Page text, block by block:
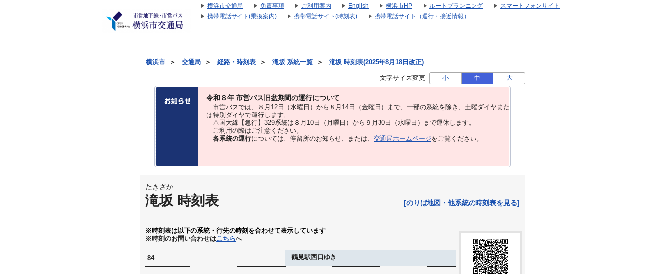
横浜市交通局 免責事項 ご利用案内 English 横浜市HP ルートプランニング
スマートフォンサイト
携帯電話サイト(乗換案内)
携帯電話サイト(時刻表) 携帯電話サイト（運行・接近情報）
横浜市 ＞ 交通局 ＞ 経路・時刻表 ＞ 滝坂 系統一覧 ＞ 滝坂 時刻表(2025年8月18日改正)
文字サイズ変更 小 中 大
令和８年 市営バス旧盆期間の運行について
市営バスでは、８⽉12⽇（水曜日）から８⽉14⽇（金曜日）まで、⼀部の系統を除き、⼟曜ダイヤまた
は特別ダイヤで運⾏します。
△国大線【急行】329系統は８月10日（月曜日）から９月30日（水曜日）まで運休します。
ご利用の際はご注意ください。
各系統の運行については、停留所のお知らせ、または、 交通局ホームページをご覧ください。
たきざか
滝坂 時刻表 [のりば地図・他系統の時刻表を見る]
※時刻表は以下の系統・行先の時刻を合わせて表示しています
※時刻のお問い合わせはこちらへ
84 鶴見駅西口ゆき